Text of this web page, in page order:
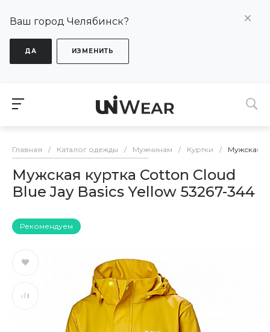
Ваш город Челябинск?
ДА ИЗМЕНИТЬ
Главная / Каталог одежды / Мужчинам / Куртки / Мужская
Мужская куртка Cotton Cloud
Blue Jay Basics Yellow 53267-344
Рекомендуем